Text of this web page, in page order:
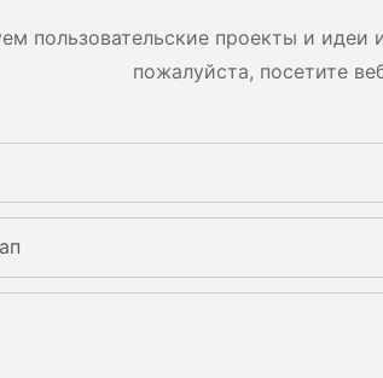
пользовательские проекты и идеи
пожалуйста, посетите